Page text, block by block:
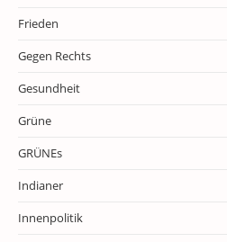
Frieden
Gegen Rechts
Gesundheit
Grüne
GRÜNEs
Indianer
Innenpolitik